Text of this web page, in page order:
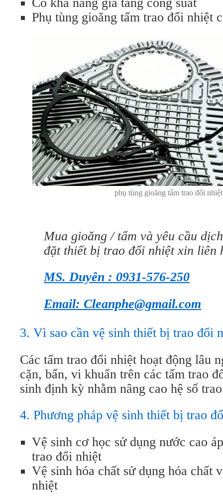
Phụ tùng gioăng tấm trao đổi nhiệt
phụ tùng gioăng tấm trao đổi
Mua gioăng / tấm và yêu cầu
đặt thiết bị trao đổi nhiệt xin liên
MS. Duyên : 0931-576-250
Email: Cleanphe@gmail.com
3. Vì sao cần vệ sinh thiết bị trao đổi
Các tấm trao đổi nhiệt hoạt động lâu
cặn, bẩn, vi khuẩn trên các tấm trao
sinh định kỳ nhằm nâng cao hệ số
4. Phương pháp vệ sinh thiết bị trao
Vệ sinh cơ học sử dụng nước cao
trao đổi nhiệt
Vệ sinh hóa chất sử dụng hóa chất
nhiệt